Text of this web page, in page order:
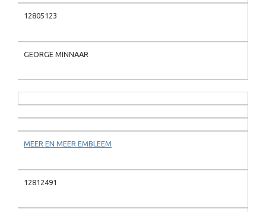
12805123
GEORGE MINNAAR
MEER EN MEER EMBLEEM
12812491